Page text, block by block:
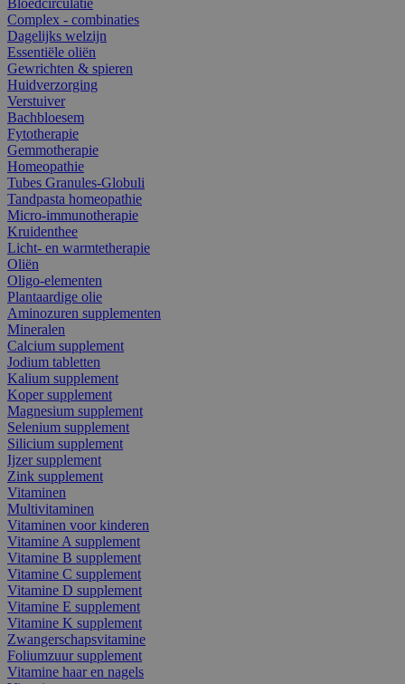
Complex - combinaties
Dagelijks welzijn
Essentiële oliën
Gewrichten & spieren
Huidverzorging
Verstuiver
Bachbloesem
Fytotherapie
Gemmotherapie
Homeopathie
Tubes Granules-Globuli
Tandpasta homeopathie
Micro-immunotherapie
Kruidenthee
Licht- en warmtetherapie
Oliën
Oligo-elementen
Plantaardige olie
Aminozuren supplementen
Mineralen
Calcium supplement
Jodium tabletten
Kalium supplement
Koper supplement
Magnesium supplement
Selenium supplement
Silicium supplement
Ijzer supplement
Zink supplement
Vitaminen
Multivitaminen
Vitaminen voor kinderen
Vitamine A supplement
Vitamine B supplement
Vitamine C supplement
Vitamine D supplement
Vitamine E supplement
Vitamine K supplement
Zwangerschapsvitamine
Foliumzuur supplement
Vitamine haar en nagels